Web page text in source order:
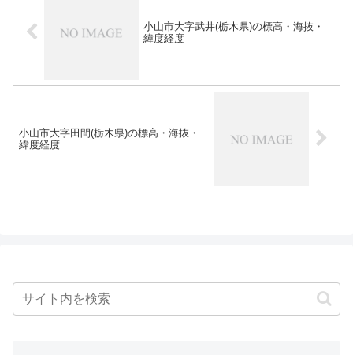
小山市大字武井(栃木県)の標高・海抜・
緯度経度
小山市大字田間(栃木県)の標高・海抜・
緯度経度